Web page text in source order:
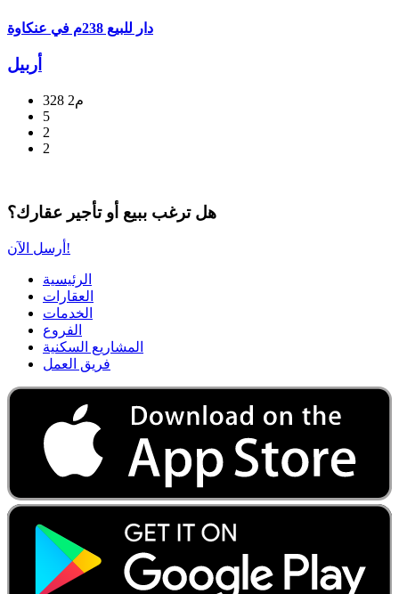
دار للبيع 238م في عنکاوة
أربيل
328 م2
5
2
2
هل ترغب ببيع أو تأجير عقارك؟
أرسل الآن!
الرئيسية
العقارات
الخدمات
الفروع
المشاريع السكنية
فريق العمل